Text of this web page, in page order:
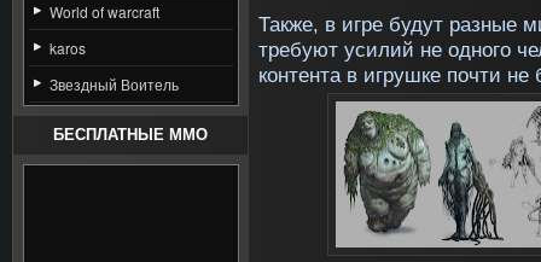
World of warcraft
karos
Звездный Воитель
БЕСПЛАТНЫЕ MMO
Также, в игре будут разные
требуют усилий не одного
контента в игрушке почти не